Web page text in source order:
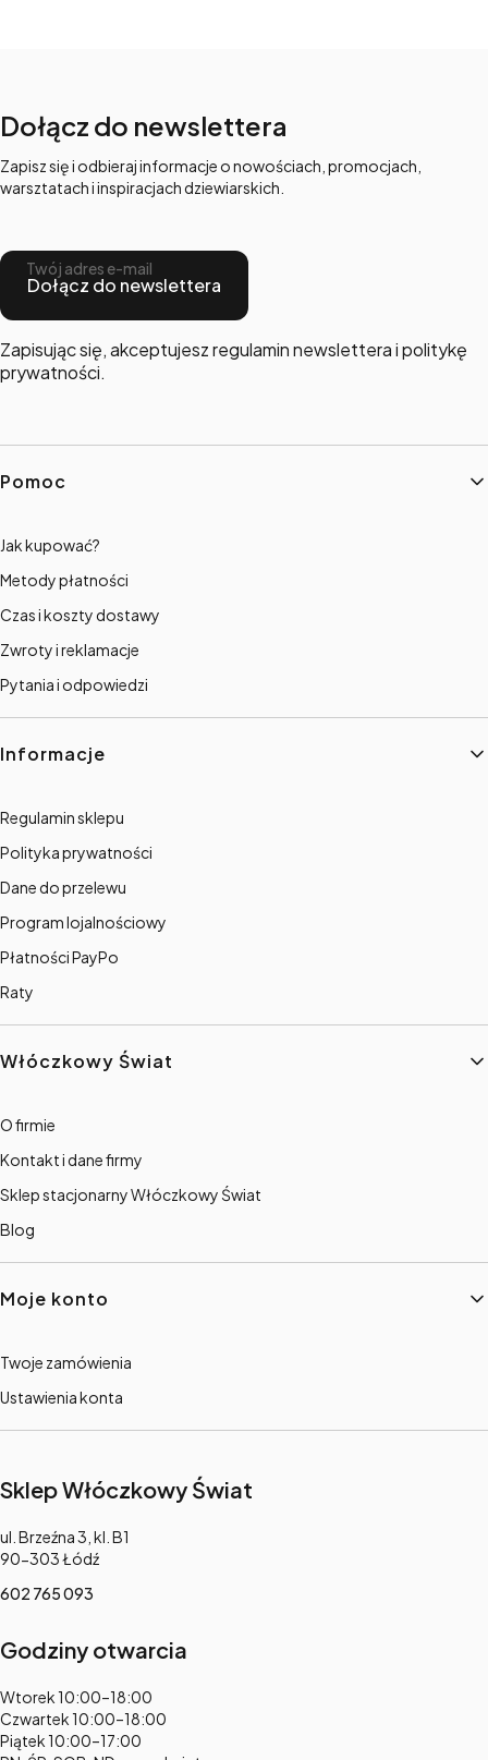
Dołącz do newslettera
Zapisz się i odbieraj informacje o nowościach, promocjach,
warsztatach i inspiracjach dziewiarskich.
Twój adres e-mail
Dołącz do newslettera
Zapisując się, akceptujesz regulamin newslettera i politykę
prywatności.
Linki w stopce
Pomoc
Jak kupować?
Metody płatności
Czas i koszty dostawy
Zwroty i reklamacje
Pytania i odpowiedzi
Informacje
Regulamin sklepu
Polityka prywatności
Dane do przelewu
Program lojalnościowy
Płatności PayPo
Raty
Włóczkowy Świat
O firmie
Kontakt i dane firmy
Sklep stacjonarny Włóczkowy Świat
Blog
Moje konto
Twoje zamówienia
Ustawienia konta
Sklep Włóczkowy Świat
Adres:
ul. Brzeźna 3, kl. B1
90-303 Łódź
602 765 093
Godziny otwarcia
Adres:
Wtorek 10:00–18:00
Czwartek 10:00–18:00
Piątek 10:00–17:00